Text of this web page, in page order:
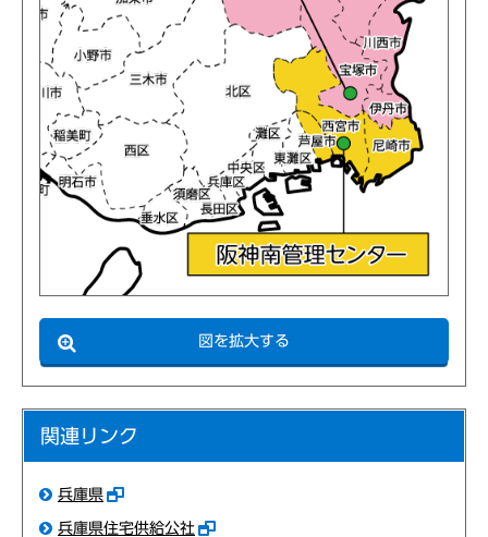
図を拡大する
関連リンク
兵庫県
兵庫県住宅供給公社